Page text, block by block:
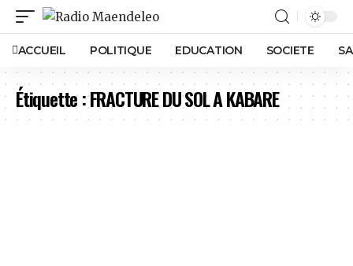
ACCUEIL POLITIQUE EDUCATION SOCIETE
Étiquette :FRACTURE DU SOL A KABARE